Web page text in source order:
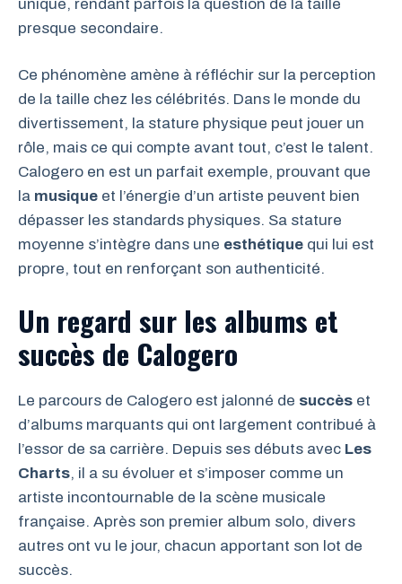
unique, rendant parfois la question de la taille
presque secondaire.
Ce phénomène amène à réfléchir sur la perception
de la taille chez les célébrités. Dans le monde du
divertissement, la stature physique peut jouer un
rôle, mais ce qui compte avant tout, c’est le talent.
Calogero en est un parfait exemple, prouvant que
la musique et l’énergie d’un artiste peuvent bien
dépasser les standards physiques. Sa stature
moyenne s’intègre dans une esthétique qui lui est
propre, tout en renforçant son authenticité.
Un regard sur les albums et
succès de Calogero
Le parcours de Calogero est jalonné de succès et
d’albums marquants qui ont largement contribué à
l’essor de sa carrière. Depuis ses débuts avec Les
Charts, il a su évoluer et s’imposer comme un
artiste incontournable de la scène musicale
française. Après son premier album solo, divers
autres ont vu le jour, chacun apportant son lot de
succès.